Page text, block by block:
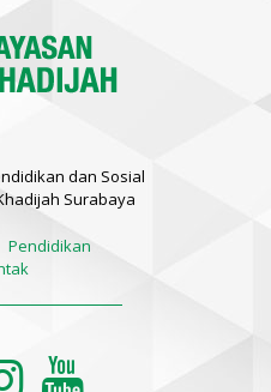
dan Sosial
Surabaya
Pendidikan